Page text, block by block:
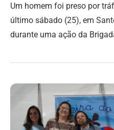
Um homem foi preso por
último sábado (25), em
durante uma ação da